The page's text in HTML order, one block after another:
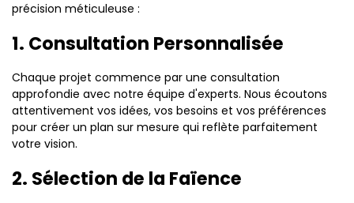
précision méticuleuse :
1. Consultation Personnalisée
Chaque projet commence par une consultation
approfondie avec notre équipe d'experts. Nous écoutons
attentivement vos idées, vos besoins et vos préférences
pour créer un plan sur mesure qui reflète parfaitement
votre vision.
2. Sélection de la Faïence